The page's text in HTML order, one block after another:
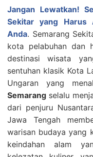
Jangan Lewatkan!
Sekitar yang Harus
Anda. Semarang
kota pelabuhan dan
destinasi wisata
sentuhan klasik Kota
Ungaran yang
Semarang selalu
dari penjuru
Jawa Tengah
warisan budaya yang
keindahan alam